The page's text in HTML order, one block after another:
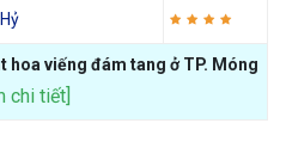
hoa viếng đám tang ở TP. Móng
chi tiết]